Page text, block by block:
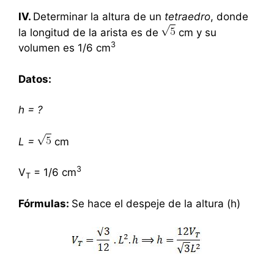
IV. Determinar la altura de un tetraedro, donde
la longitud de la arista es de
cm y su
volumen es 1/6 cm3
Datos:
h = ?
L = cm
VT = 1/6 cm3
Fórmulas: Se hace el despeje de la altura (h)